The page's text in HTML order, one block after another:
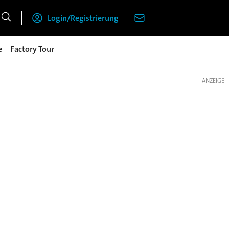
Login/Registrierung
Factory Tour
ANZEIGE